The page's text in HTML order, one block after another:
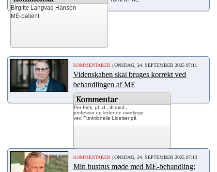
Birgitte Langvad Hansen
ME-patient
KOMMENTARER | ONSDAG, 24. SEPTEMBER 2025 07:11
Videnskaben skal bruges korrekt ved
behandlingen af ME
Kommentar
Per Fink, ph.d., dr.med.,
professor og ledende overlæge
ved Funktionelle Lidelser på
KOMMENTARER | ONSDAG, 24. SEPTEMBER 2025 07:13
Min hustrus møde med ME-behandling: